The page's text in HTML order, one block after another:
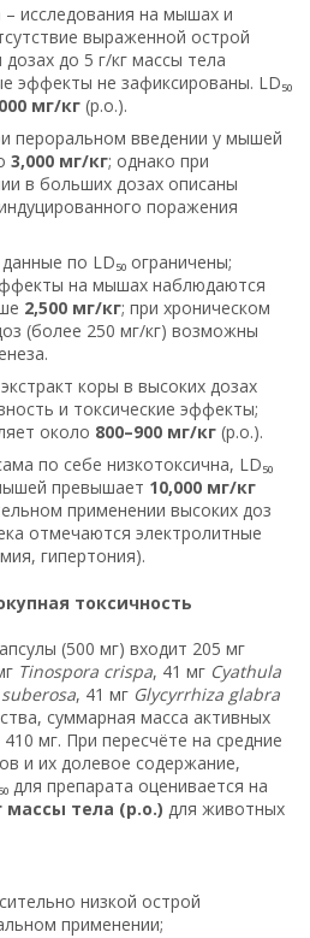
– исследования на мышах и
выраженной острой
до 5 г/кг массы тела
эффекты не зафиксированы. LD₅₀
мг/кг (p.o.).
пероральном введении у мышей
3,000 мг/кг; однако при
в больших дозах описаны
поражения
по LD₅₀ ограничены;
на мышах наблюдаются
2,500 мг/кг; при хроническом
(более 250 мг/кг) возможны
коры в высоких дозах
и токсические эффекты;
около 800–900 мг/кг (p.o.).
по себе низкотоксична, LD₅₀
превышает 10,000 мг/кг
применении высоких доз
отмечаются электролитные
гипертония).
токсичность
(500 мг) входит 205 мг
Tinospora crispa, 41 мг Cyathula
, 41 мг Glycyrrhiza glabra
суммарная масса активных
мг. При пересчёте на средние
и их долевое содержание,
для препарата оценивается на
массы тела (p.o.) для животных
низкой острой
применении;